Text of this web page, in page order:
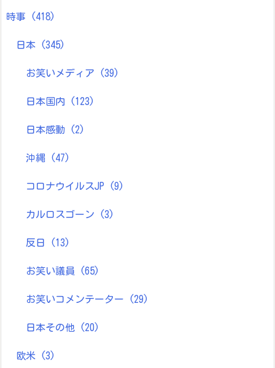
時事 (418)
日本 (345)
お笑いメディア (39)
日本国内 (123)
日本感動 (2)
沖縄 (47)
コロナウイルスJP (9)
カルロスゴーン (3)
反日 (13)
お笑い議員 (65)
お笑いコメンテーター (29)
日本その他 (20)
欧米 (3)